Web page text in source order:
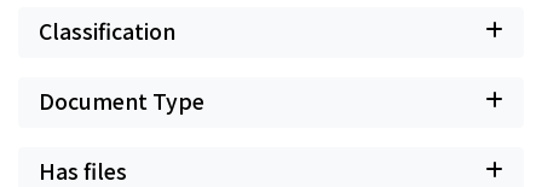
Classification
Document Type
Has files